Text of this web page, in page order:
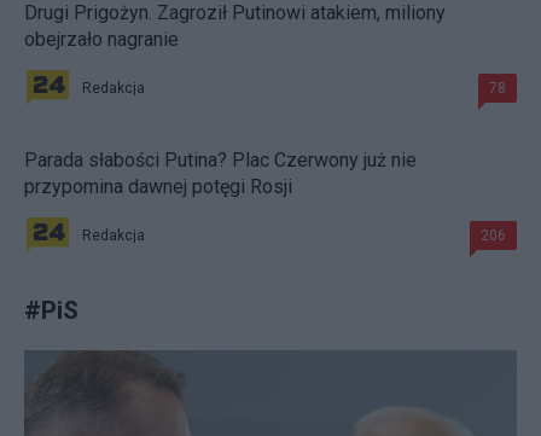
Drugi Prigożyn. Zagroził Putinowi atakiem, miliony
obejrzało nagranie
Redakcja 78
Parada słabości Putina? Plac Czerwony już nie
przypomina dawnej potęgi Rosji
Redakcja 206
#PiS